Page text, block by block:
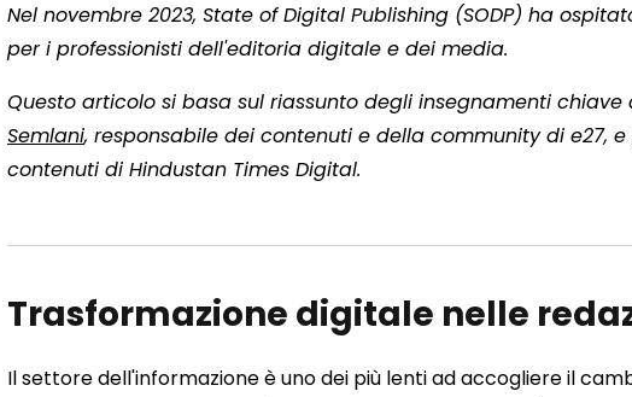
Nel novembre 2023, State of Digital Publishing (SODP) ha
per i professionisti dell'editoria digitale e dei media.
Questo articolo si basa sul riassunto degli insegnamenti
Semlani, responsabile dei contenuti e della community di e27, e
contenuti di Hindustan Times Digital.
Trasformazione digitale nelle
Il settore dell'informazione è uno dei più lenti ad accogliere il